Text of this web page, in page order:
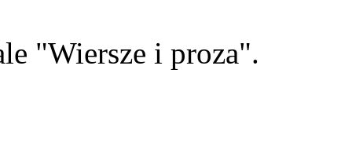
"Wiersze i proza".